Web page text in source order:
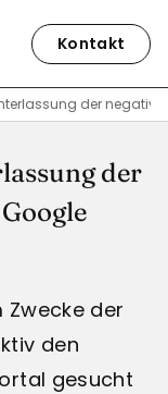
Kontakt
der
der
Zwecke der
den
gesucht